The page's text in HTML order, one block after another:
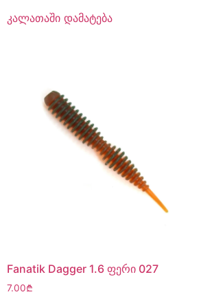
კალათაში დამატება
Fanatik Dagger 1.6 ფერი 027
7.00₾